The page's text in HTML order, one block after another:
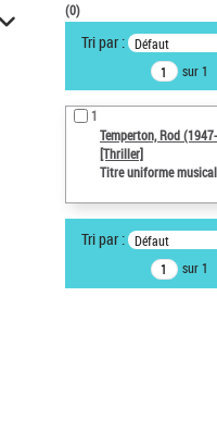
VOTRE RECHERCHE
Recherche avancée
notices d’autorité
Œuvres liées à l'auteur :
Temperton, Rod
Auteur d’œuvre
Statut de la notice
Notice élémentaire
Type de notice d'autorité
(0)
Tri par : Défaut
sur 1
1
Temperton, Rod
[Thriller]
Titre uniforme musical
Tri par : Défaut
sur 1